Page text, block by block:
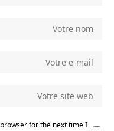
for the next time I